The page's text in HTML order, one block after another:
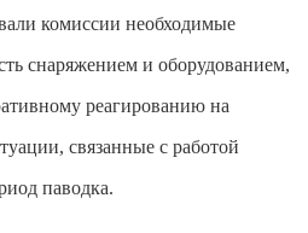
комиссии необходимые
снаряжением и оборудованием,
реагированию на
связанные с работой
паводка.